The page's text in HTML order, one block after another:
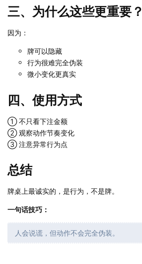
三、为什么这些更重要？
因为：
牌可以隐藏
行为很难完全伪装
微小变化更真实
四、使用方式
① 不只看下注金额
② 观察动作节奏变化
③ 注意异常行为点
总结
牌桌上最诚实的，是行为，不是牌。
一句话技巧：
人会说谎，但动作不会完全伪装。